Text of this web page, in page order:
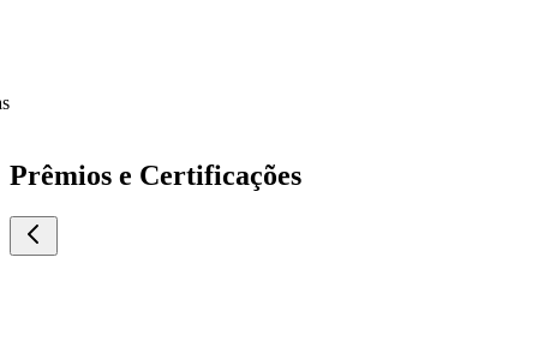
Prêmios e Certificações